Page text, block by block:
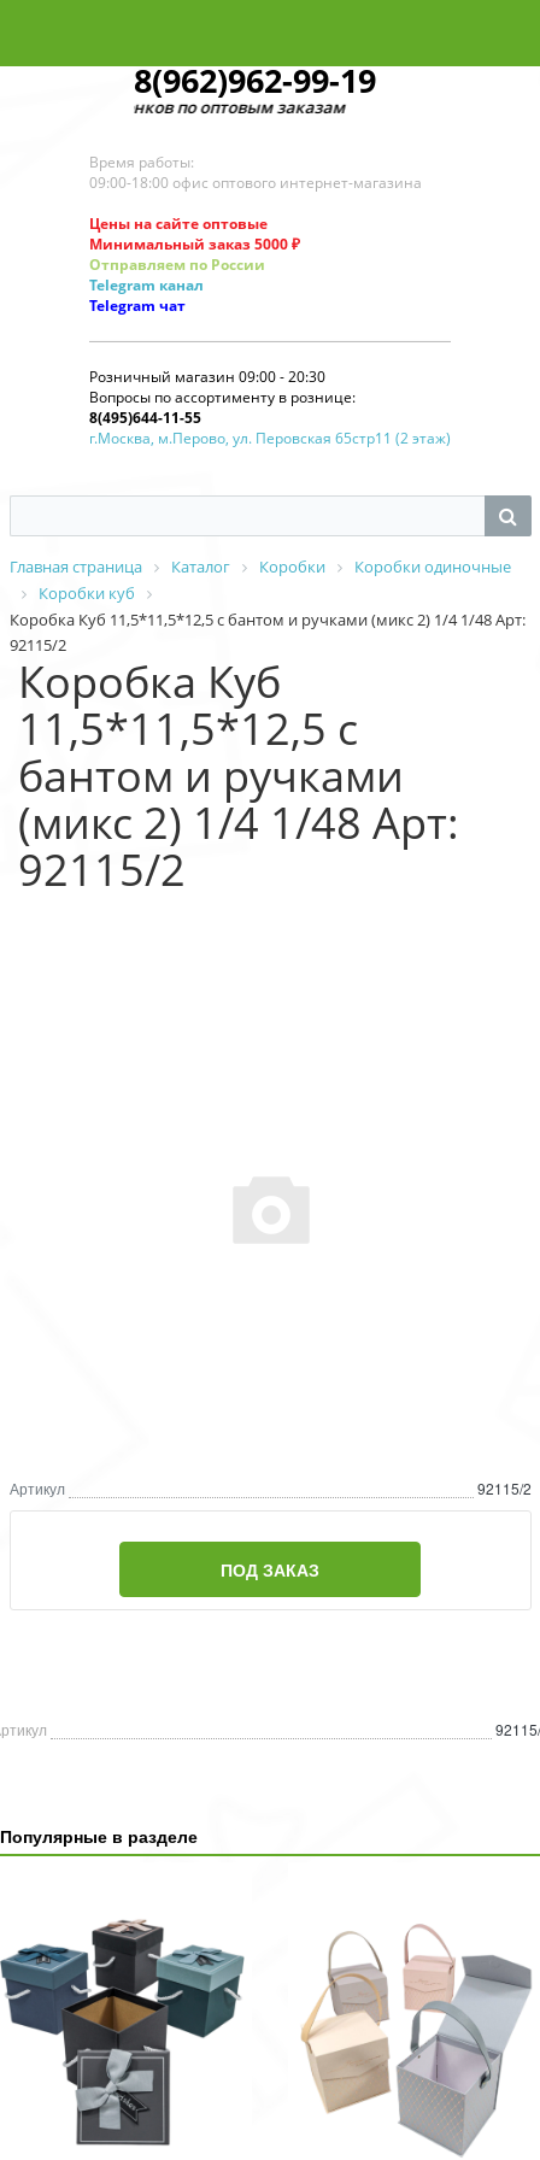
8(962)962-99-19
для звонков по оптовым заказам
Время работы:
09:00-18:00 офис оптового интернет-магазина
Цены на сайте оптовые
Минимальный заказ 5000 ₽
Отправляем по России
Telegram канал
Telegram чат
Розничный магазин 09:00 - 20:30
Вопросы по ассортименту в рознице:
8(495)644-11-55
г.Москва, м.Перово, ул. Перовская 65стр11 (2 этаж)
Главная страница Каталог Коробки
Коробки одиночные
Коробки куб
Коробка Куб 11,5*11,5*12,5 с бантом и ручками (микс 2) 1/4 1/48 Арт:
92115/2
Коробка Куб
11,5*11,5*12,5 с
бантом и ручками
(микс 2) 1/4 1/48 Арт:
92115/2
Артикул 92115/2
ПОД ЗАКАЗ
Популярные в разделе